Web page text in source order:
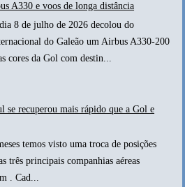
A330 e voos de longa distância
8 de julho de 2026 decolou do
do Galeão um Airbus A330-200
cores da Gol com destin...
se recuperou mais rápido que a Gol e
temos visto uma troca de posições
três principais companhias aéreas
. Cad...